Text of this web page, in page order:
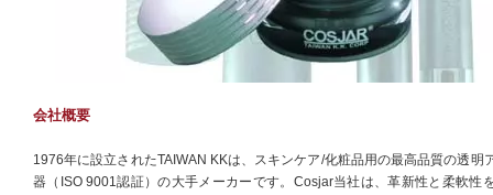
会社概要
1976年に設立されたTAIWAN KKは、スキンケア/化粧品用の最高品質の透明
器（ISO 9001認証）の大手メーカーです。Cosjar当社は、革新性と柔軟性